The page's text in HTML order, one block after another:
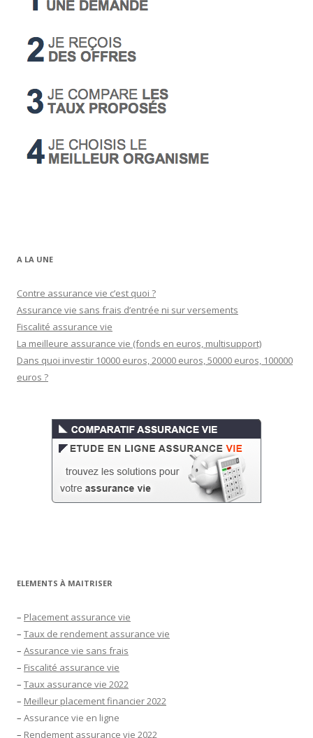
A LA UNE
Contre assurance vie c’est quoi ?
Assurance vie sans frais d’entrée ni sur versements
Fiscalité assurance vie
La meilleure assurance vie (fonds en euros, multisupport)
Dans quoi investir 10000 euros, 20000 euros, 50000 euros, 100000
euros ?
ELEMENTS À MAITRISER
– Placement assurance vie
– Taux de rendement assurance vie
– Assurance vie sans frais
– Fiscalité assurance vie
– Taux assurance vie 2022
– Meilleur placement financier 2022
– Assurance vie en ligne
– Rendement assurance vie 2022